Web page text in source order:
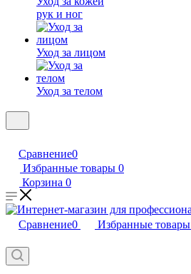
рук и ног
Уход за лицом
Уход за телом
Сравнение0
Избранные товары 0
Корзина 0
Сравнение0 Избранные товары